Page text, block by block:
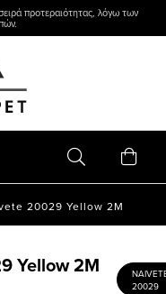
προτεραιότητας, λόγω των
20029 Yellow 2M
Yellow 2M
20029